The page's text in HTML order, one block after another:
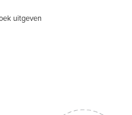
uitgeven